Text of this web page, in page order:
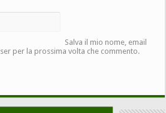
Salva il mio nome, email
per la prossima volta che commento.